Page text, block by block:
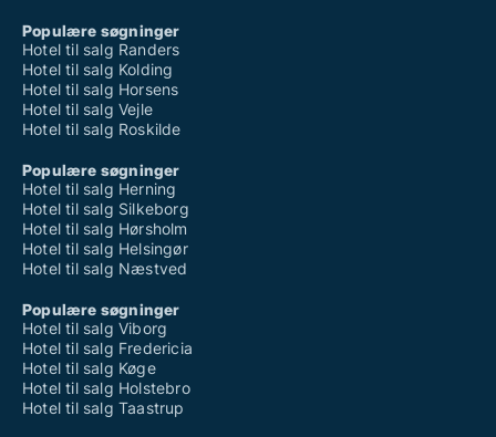
Populære søgninger
Hotel til salg Randers
Hotel til salg Kolding
Hotel til salg Horsens
Hotel til salg Vejle
Hotel til salg Roskilde
Populære søgninger
Hotel til salg Herning
Hotel til salg Silkeborg
Hotel til salg Hørsholm
Hotel til salg Helsingør
Hotel til salg Næstved
Populære søgninger
Hotel til salg Viborg
Hotel til salg Fredericia
Hotel til salg Køge
Hotel til salg Holstebro
Hotel til salg Taastrup